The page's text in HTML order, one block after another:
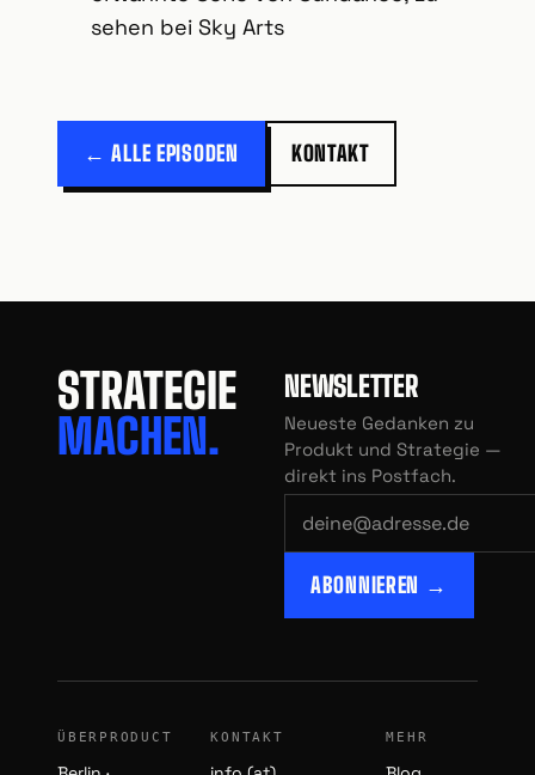
sehen bei Sky Arts
← ALLE EPISODEN KONTAKT
STRATEGIE
MACHEN.
NEWSLETTER
Neueste Gedanken zu
Produkt und Strategie —
direkt ins Postfach.
ABONNIEREN →
ÜBERPRODUCT KONTAKT MEHR